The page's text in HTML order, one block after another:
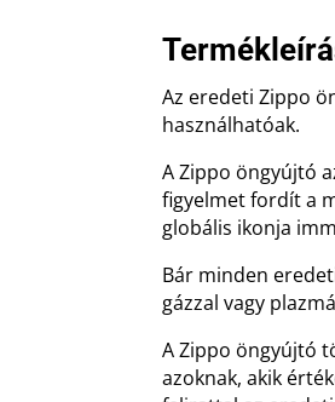
Az eredeti Zippo
használhatóak.
A Zippo öngyújtó
figyelmet fordít a
globális ikonja
Bár minden
gázzal vagy
A Zippo öngyújtó
azoknak, akik